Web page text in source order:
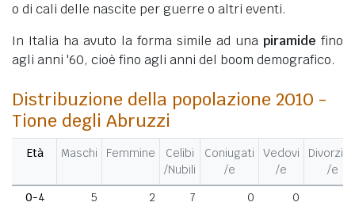
o di cali delle nascite per guerre o altri eventi.
In Italia ha avuto la forma simile ad una piramide fino
agli anni '60, cioè fino agli anni del boom demografico.
Distribuzione della popolazione 2010 -
Tione degli Abruzzi
Età Maschi Femmine
Celibi
/Nubili
Coniugati
/e
Vedovi
/e
/e
0-4
5 2 7 0 0